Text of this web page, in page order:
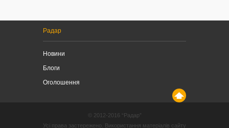
Радар
Новини
Блоги
Оголошення
© 2012-2016 “Радар”
Усі права застережено. Використання матеріалів сайту